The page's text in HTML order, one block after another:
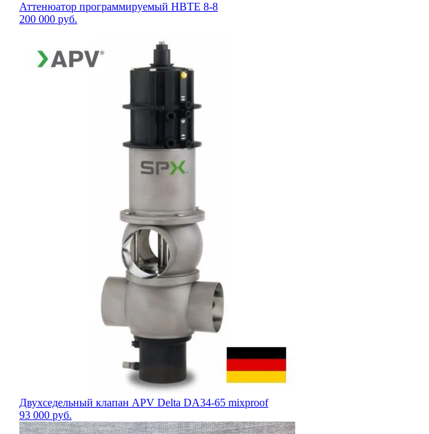
Аттенюатор программируемый HBTE 8-8
200 000 руб.
Двухседельный клапан APV Delta DA34-65 mixproof
93 000 руб.